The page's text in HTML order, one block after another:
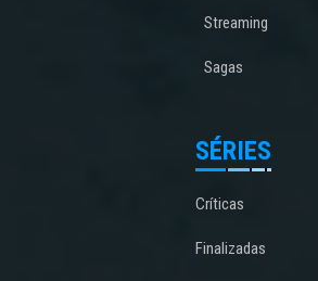
Streaming
Sagas
SÉRIES
Críticas
Finalizadas